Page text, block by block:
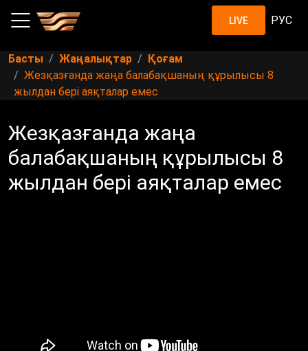
LIVE РУС
Басты Жаңалықтар
Қоғам
Жезқазғанда жаңа балабақшаның құрылысы 8
жылдан бері аяқталар емес
Жезқазғанда жаңа
балабақшаның құрылысы 8
жылдан бері аяқталар емес